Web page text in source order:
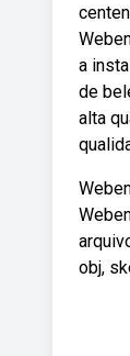
a
de
alta
obj,